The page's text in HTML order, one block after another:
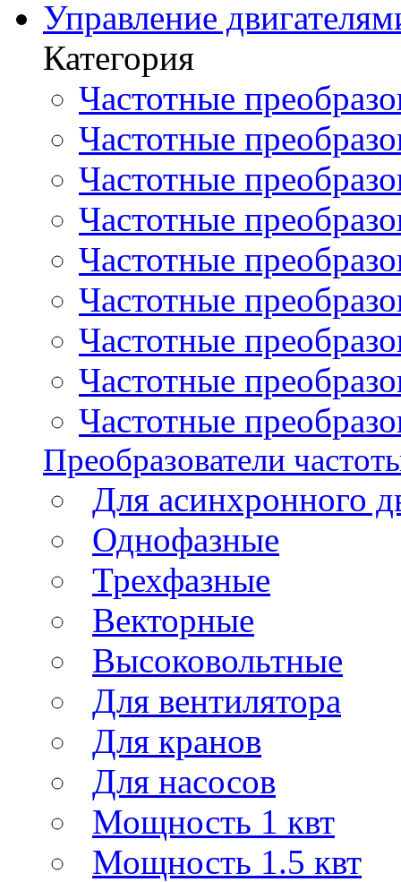
Управление
Категория
Частотные
Частотные
Частотные
Частотные
Частотные
Частотные
Частотные
Частотные
Частотные
Преобразователи
Для асинхронного
Однофазные
Трехфазные
Векторные
Высоковольтные
Для вентилятора
Для кранов
Для насосов
Мощность 1 квт
Мощность 1.5 квт